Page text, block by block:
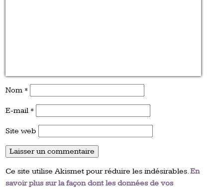
Nom *
E-mail *
Site web
Ce site utilise Akismet pour réduire les indésirables.En
savoir plus sur la façon dont les données de vos